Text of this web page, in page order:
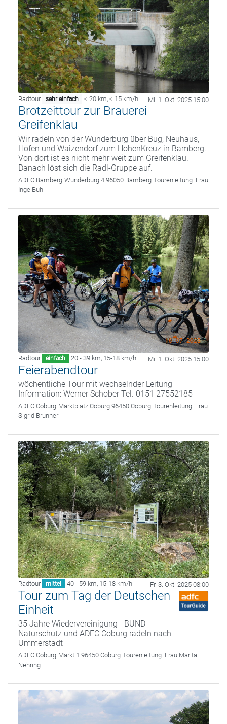
Radtour sehr einfach < 20 km, < 15 km/h Mi. 1. Okt. 2025 15:00
Brotzeittour zur Brauerei
Greifenklau
Wir radeln von der Wunderburg über Bug, Neuhaus,
Höfen und Waizendorf zum HohenKreuz in Bamberg.
Von dort ist es nicht mehr weit zum Greifenklau.
Danach löst sich die Radl-Gruppe auf.
ADFC Bamberg Wunderburg 4 96050 Bamberg Tourenleitung: Frau
Inge Buhl
Radtour einfach 20 - 39 km, 15-18 km/h Mi. 1. Okt. 2025 15:00
Feierabendtour
wöchentliche Tour mit wechselnder Leitung
Information: Werner Schober Tel. 0151 27552185
ADFC Coburg Marktplatz Coburg 96450 Coburg Tourenleitung: Frau
Sigrid Brunner
Radtour mittel 40 - 59 km, 15-18 km/h Fr. 3. Okt. 2025 08:00
Tour zum Tag der Deutschen
Einheit
35 Jahre Wiedervereinigung - BUND
Naturschutz und ADFC Coburg radeln nach
Ummerstadt
ADFC Coburg Markt 1 96450 Coburg Tourenleitung: Frau Marita
Nehring